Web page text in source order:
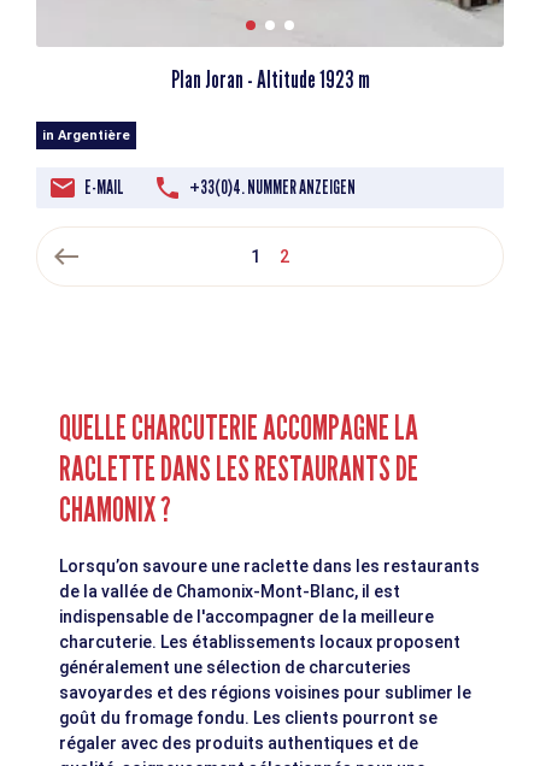
Plan Joran - Altitude 1923 m
in Argentière
E-MAIL +33(0)4. NUMMER ANZEIGEN
west 1 2
QUELLE CHARCUTERIE ACCOMPAGNE LA
RACLETTE DANS LES RESTAURANTS DE
CHAMONIX ?
Lorsqu’on savoure une raclette dans les restaurants
de la vallée de Chamonix-Mont-Blanc, il est
indispensable de l'accompagner de la meilleure
charcuterie. Les établissements locaux proposent
généralement une sélection de charcuteries
savoyardes et des régions voisines pour sublimer le
goût du fromage fondu. Les clients pourront se
régaler avec des produits authentiques et de